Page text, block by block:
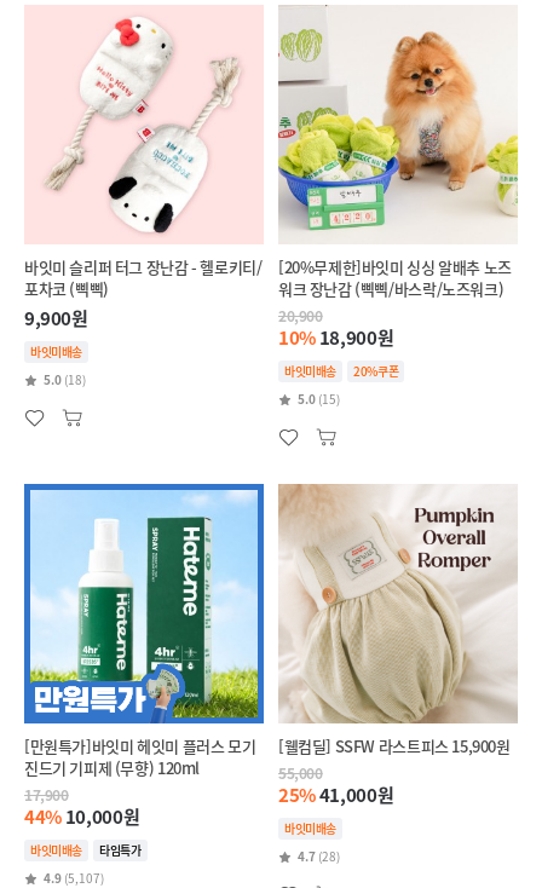
바잇미 슬리퍼 터그 장난감 - 헬로키티/
포차코 (삑삑)
9,900원
바잇미배송
5.0 (18)
[20%무제한]바잇미 싱싱 알배추 노즈
워크 장난감 (삑삑/바스락/노즈워크)
20,900
10%18,900원
바잇미배송
20%쿠폰
5.0 (15)
[만원특가]바잇미 헤잇미 플러스 모기
진드기 기피제 (무향) 120ml
17,900
44%10,000원
바잇미배송
타임특가
4.9 (5,107)
[웰컴딜] SSFW 라스트피스 15,900원
55,000
25%41,000원
바잇미배송
4.7 (28)